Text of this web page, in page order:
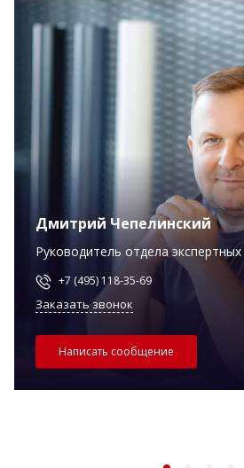
Дмитрий Чепелинский
Руководитель отдела
+7 (495) 118-35-69
Заказать звонок
Написать сообщение